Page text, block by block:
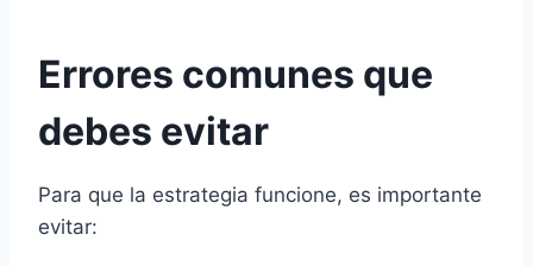
Errores comunes que
debes evitar
Para que la estrategia funcione, es importante
evitar: